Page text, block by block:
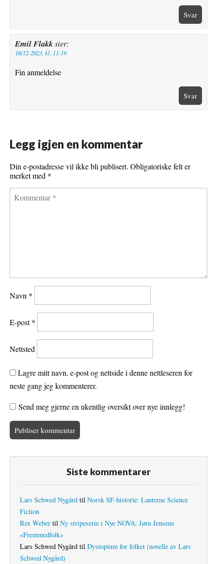
Svar
Emil Flakksier:
16/12-2023, kl. 11:19
Fin anmeldelse
Svar
Legg igjen en kommentar
Din e-postadresse vil ikke bli publisert. Obligatoriske felt er
merket med *
Navn *
E-post*
Nettsted
Lagre mitt navn, e-post og nettside i denne nettleseren for
neste gang jeg kommenterer.
Send meg gjerne en ukentlig oversikt over nye innlegg!
Siste kommentarer
Lars Schwed Nygård til Norsk SF-historie: Lanterne Science
Fiction
Rex Weber til Ny stripeserie i Nye NOVA: Jørn Jensens
«Fremmedfolk»
Lars Schwed Nygård til Dystopium for folket (novelle av Lars
Schwed Nygård)